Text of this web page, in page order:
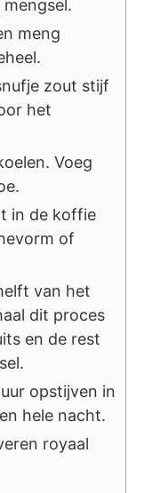
meng
zout stijf
het
Voeg
in de koffie
of
van het
dit proces
en de rest
opstijven in
hele nacht.
royaal